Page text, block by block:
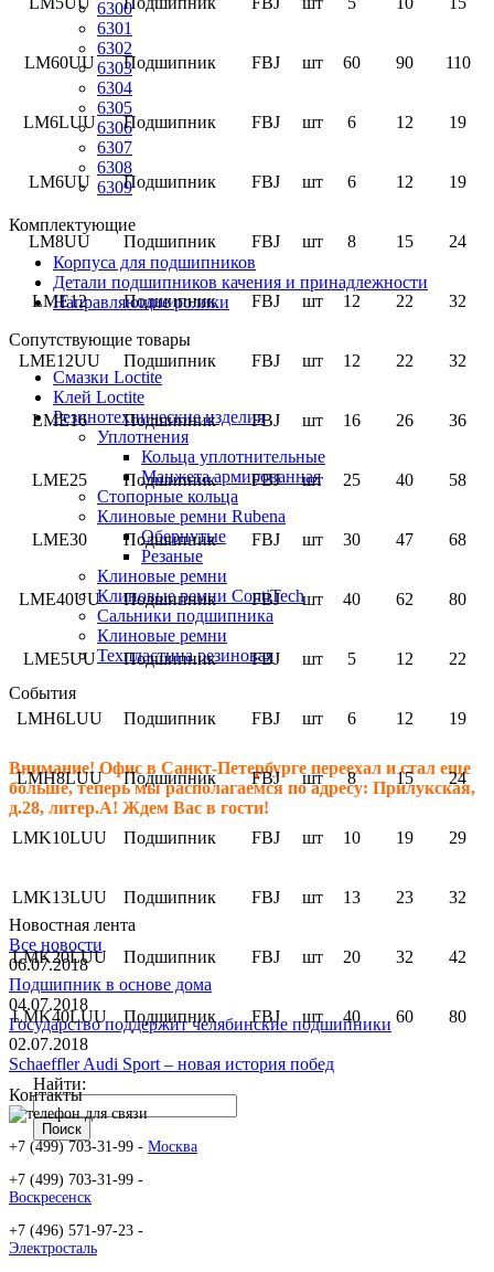
6300
6301
6302
6303
6304
6305
6306
6307
6308
6309
Комплектующие
Корпуса для подшипников
Детали подшипников качения и принадлежности
Направляющие ролики
Сопутствующие товары
Смазки Loctite
Клей Loctite
Резинотехнические изделия
Уплотнения
Кольца уплотнительные
Манжета армированная
Стопорные кольца
Клиновые ремни Rubena
Обернутые
Резаные
Клиновые ремни
Клиновые ремни ContiTech
Сальники подшипника
Клиновые ремни
Техпластина резиновая
События
Внимание! Офис в Санкт-Петербурге переехал и стал еще
больше, теперь мы располагаемся по адресу: Прилукская,
д.28, литер.А! Ждем Вас в гости!
Новостная лента
Все новости
06.07.2018
Подшипник в основе дома
04.07.2018
Государство поддержит челябинские подшипники
02.07.2018
Schaeffler Audi Sport – новая история побед
Найти:
LM60UU Подшипник FBJ шт 60 90 110
LM6LUU Подшипник FBJ шт 6 12 19
LM6UU Подшипник FBJ шт 6 12 19
LM8UU Подшипник FBJ шт 8 15 24
LME12 Подшипник FBJ шт 12 22 32
LME12UU Подшипник FBJ шт 12 22 32
LME16 Подшипник FBJ шт 16 26 36
LME25 Подшипник FBJ шт 25 40 58
LME30 Подшипник FBJ шт 30 47 68
LME40UU Подшипник FBJ шт 40 62 80
LME5UU Подшипник FBJ шт 5 12 22
LMH6LUU Подшипник FBJ шт 6 12 19
LMH8LUU Подшипник FBJ шт 8 15 24
LMK10LUU Подшипник FBJ шт 10 19 29
LMK13LUU Подшипник FBJ шт 13 23 32
LMK20LUU Подшипник FBJ шт 20 32 42
LMK40LUU Подшипник FBJ шт 40 60 80
Контакты
+7 (499) 703-31-99 - Москва
+7 (499) 703-31-99 -
Воскресенск
+7 (496) 571-97-23 -
Электросталь